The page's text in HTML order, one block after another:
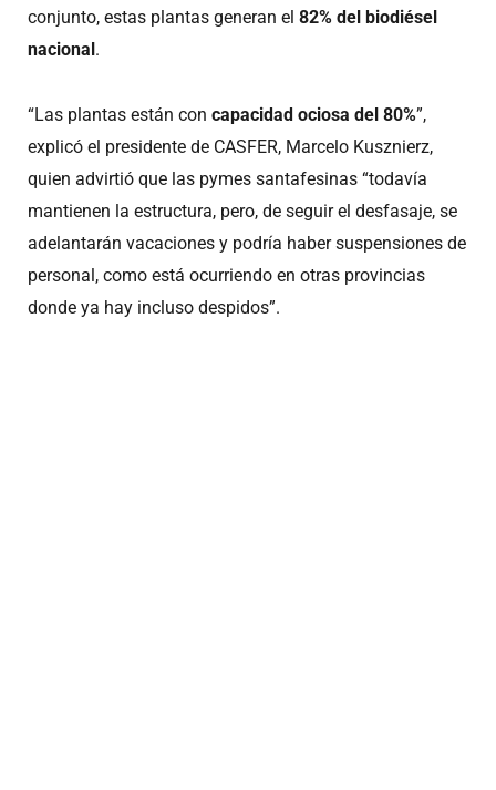
conjunto, estas plantas generan el 82% del biodiésel
nacional .
“Las plantas están con capacidad ociosa del 80%”,
explicó el presidente de CASFER, Marcelo Kusznierz,
quien advirtió que las pymes santafesinas “todavía
mantienen la estructura, pero, de seguir el desfasaje, se
adelantarán vacaciones y podría haber suspensiones de
personal, como está ocurriendo en otras provincias
donde ya hay incluso despidos”.